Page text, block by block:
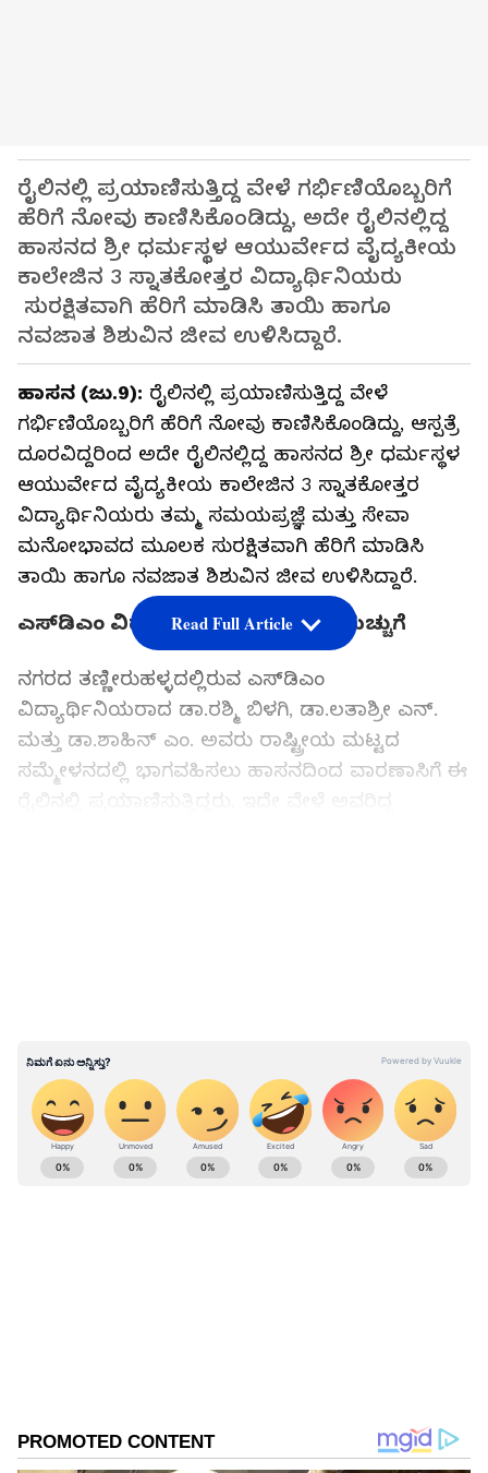
ರೈಲಿನಲ್ಲಿ ಪ್ರಯಾಣಿಸುತ್ತಿದ್ದ ವೇಳೆ ಗರ್ಭಿಣಿಯೊಬ್ಬರಿಗೆ
ಹೆರಿಗೆ ನೋವು ಕಾಣಿಸಿಕೊಂಡಿದ್ದು, ಅದೇ ರೈಲಿನಲ್ಲಿದ್ದ
ಹಾಸನದ ಶ್ರೀ ಧರ್ಮಸ್ಥಳ ಆಯುರ್ವೇದ ವೈದ್ಯಕೀಯ
ಕಾಲೇಜಿನ 3 ಸ್ನಾತಕೋತ್ತರ ವಿದ್ಯಾರ್ಥಿನಿಯರು
ಸುರಕ್ಷಿತವಾಗಿ ಹೆರಿಗೆ ಮಾಡಿಸಿ ತಾಯಿ ಹಾಗೂ
ನವಜಾತ ಶಿಶುವಿನ ಜೀವ ಉಳಿಸಿದ್ದಾರೆ.
ಹಾಸನ (ಜು.9): ರೈಲಿನಲ್ಲಿ ಪ್ರಯಾಣಿಸುತ್ತಿದ್ದ ವೇಳೆ
ಗರ್ಭಿಣಿಯೊಬ್ಬರಿಗೆ ಹೆರಿಗೆ ನೋವು ಕಾಣಿಸಿಕೊಂಡಿದ್ದು, ಆಸ್ಪತ್ರೆ
ದೂರವಿದ್ದರಿಂದ ಅದೇ ರೈಲಿನಲ್ಲಿದ್ದ ಹಾಸನದ ಶ್ರೀ ಧರ್ಮಸ್ಥಳ
ಆಯುರ್ವೇದ ವೈದ್ಯಕೀಯ ಕಾಲೇಜಿನ 3 ಸ್ನಾತಕೋತ್ತರ
ವಿದ್ಯಾರ್ಥಿನಿಯರು ತಮ್ಮ ಸಮಯಪ್ರಜ್ಞೆ ಮತ್ತು ಸೇವಾ
ಮನೋಭಾವದ ಮೂಲಕ ಸುರಕ್ಷಿತವಾಗಿ ಹೆರಿಗೆ ಮಾಡಿಸಿ
ತಾಯಿ ಹಾಗೂ ನವಜಾತ ಶಿಶುವಿನ ಜೀವ ಉಳಿಸಿದ್ದಾರೆ.
ಎಸ್‌ಡಿಎಂ ವಿದ್ಯಾರ್ಥಿನಿಯರ ಕಾರ್ಯಕ್ಕೆ ಮೆಚ್ಚುಗೆ
ನಗರದ ತಣ್ಣೀರುಹಳ್ಳದಲ್ಲಿರುವ ಎಸ್‌ಡಿಎಂ
ವಿದ್ಯಾರ್ಥಿನಿಯರಾದ ಡಾ.ರಶ್ಮಿ ಬಿಳಗಿ, ಡಾ.ಲತಾಶ್ರೀ ಎನ್.
ಮತ್ತು ಡಾ.ಶಾಹಿನ್ ಎಂ. ಅವರು ರಾಷ್ಟ್ರೀಯ ಮಟ್ಟದ
ಸಮ್ಮೇಳನದಲ್ಲಿ ಭಾಗವಹಿಸಲು ಹಾಸನದಿಂದ ವಾರಣಾಸಿಗೆ ಈ
Read Full Article
ABOUT THE AUTHOR